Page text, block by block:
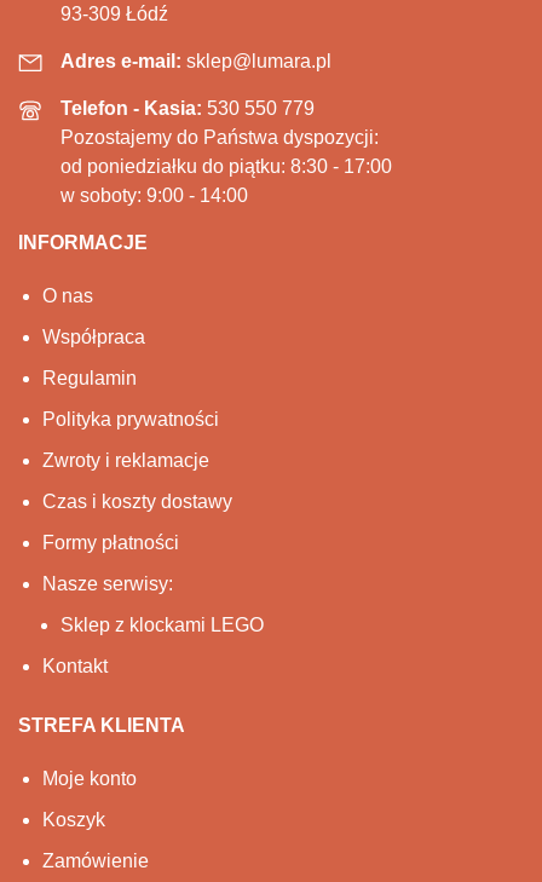
93-309 Łódź
Adres e-mail: sklep@lumara.pl
Telefon - Kasia: 530 550 779
Pozostajemy do Państwa dyspozycji:
od poniedziałku do piątku: 8:30 - 17:00
w soboty: 9:00 - 14:00
INFORMACJE
O nas
Współpraca
Regulamin
Polityka prywatności
Zwroty i reklamacje
Czas i koszty dostawy
Formy płatności
Nasze serwisy:
Sklep z klockami LEGO
Kontakt
STREFA KLIENTA
Moje konto
Koszyk
Zamówienie